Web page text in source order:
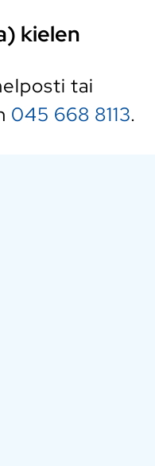
kielen
tai
045 668 8113.